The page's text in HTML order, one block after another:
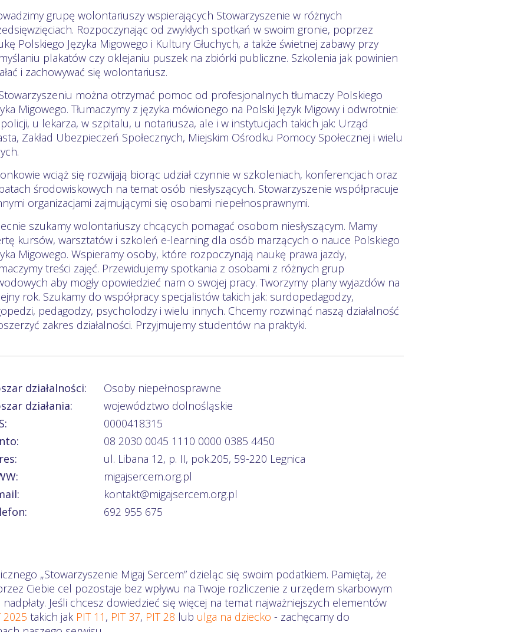
grupę wolontariuszy wspierających Stowarzyszenie w różnych
Rozpoczynając od zwykłych spotkań w swoim gronie, poprzez
Polskiego Języka Migowego i Kultury Głuchych, a także świetnej zabawy przy
plakatów czy oklejaniu puszek na zbiórki publiczne. Szkolenia jak powinien
i zachowywać się wolontariusz.
można otrzymać pomoc od profesjonalnych tłumaczy Polskiego
Migowego. Tłumaczymy z języka mówionego na Polski Język Migowy i odwrotnie:
u lekarza, w szpitalu, u notariusza, ale i w instytucjach takich jak: Urząd
Zakład Ubezpieczeń Społecznych, Miejskim Ośrodku Pomocy Społecznej i wielu
wciąż się rozwijają biorąc udział czynnie w szkoleniach, konferencjach oraz
środowiskowych na temat osób niesłyszących. Stowarzyszenie współpracuje
organizacjami zajmującymi się osobami niepełnosprawnymi.
szukamy wolontariuszy chcących pomagać osobom niesłyszącym. Mamy
kursów, warsztatów i szkoleń e-learning dla osób marzących o nauce Polskiego
Migowego. Wspieramy osoby, które rozpoczynają naukę prawa jazdy,
treści zajęć. Przewidujemy spotkania z osobami z różnych grup
aby mogły opowiedzieć nam o swojej pracy. Tworzymy plany wyjazdów na
rok. Szukamy do współpracy specjalistów takich jak: surdopedagodzy,
pedagodzy, psycholodzy i wielu innych. Chcemy rozwinąć naszą działalność
zakres działalności. Przyjmujemy studentów na praktyki.
działalności:
Osoby niepełnosprawne
działania:
województwo dolnośląskie
0000418315
08 2030 0045 1110 0000 0385 4450
ul. Libana 12, p. II, pok.205, 59-220 Legnica
migajsercem.org.pl
kontakt@migajsercem.org.pl
692 955 675
„Stowarzyszenie Migaj Sercem” dzieląc się swoim podatkiem. Pamiętaj, że
Ciebie cel pozostaje bez wpływu na Twoje rozliczenie z urzędem skarbowym
Jeśli chcesz dowiedzieć się więcej na temat najważniejszych elementów
2025 takich jak PIT 11 , PIT 37, PIT 28 lub ulga na dziecko - zachęcamy do